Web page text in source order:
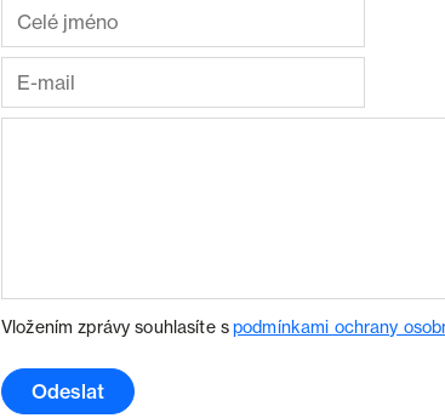
Vložením zprávy souhlasíte spodmínkami ochrany
Odeslat